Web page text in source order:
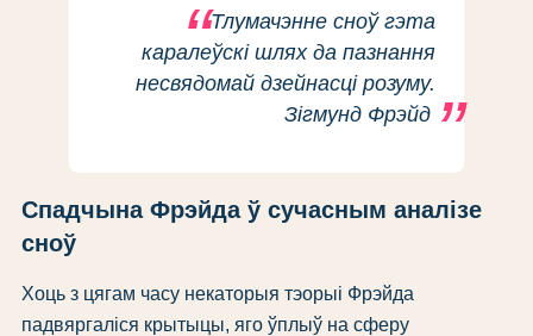
Тлумачэнне сноў гэта
каралеўскі шлях да пазнання
несвядомай дзейнасці розуму.
Зігмунд Фрэйд
Спадчына Фрэйда ў сучасным аналізе
сноў
Хоць з цягам часу некаторыя тэорыі Фрэйда
падвяргаліся крытыцы, яго ўплыў на сферу